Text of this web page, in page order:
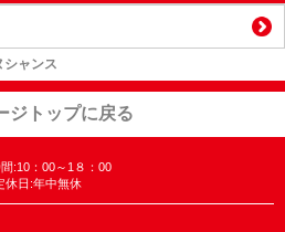
シャンス
ジトップに戻る
:10：00～1８：00
休日:年中無休